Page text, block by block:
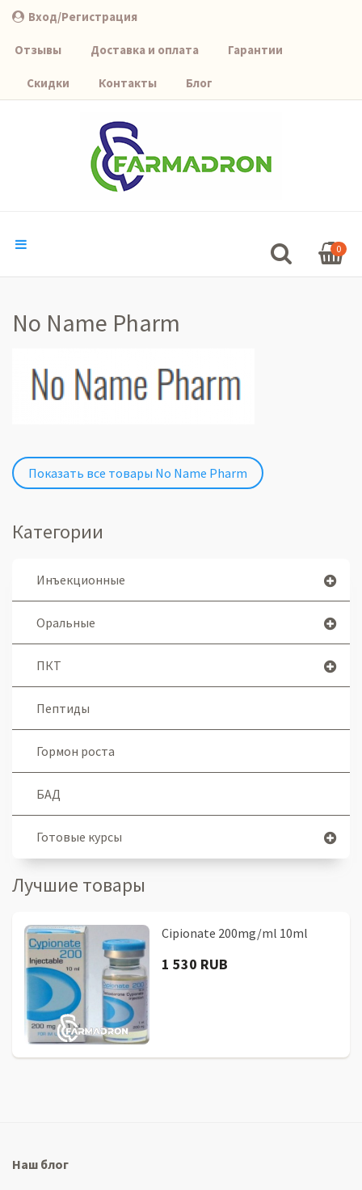
Вход/Регистрация
Отзывы Доставка и оплата Гарантии
Скидки Контакты Блог
0
No Name Pharm
Показать все товары No Name Pharm
Категории
Инъекционные
Оральные
ПКТ
Пептиды
Гормон роста
БАД
Готовые курсы
Лучшие товары
Cipionate 200mg/ml 10ml
1 530 RUB
Наш блог